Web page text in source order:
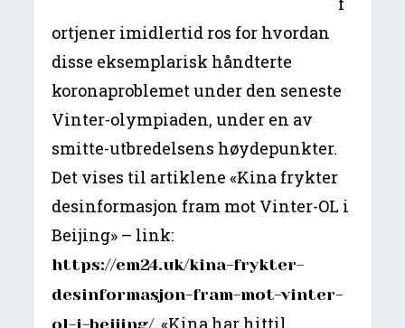
ortjener imidlertid ros for hvordan
disse eksemplarisk håndterte
koronaproblemet under den seneste
Vinter-olympiaden, under en av
smitte-utbredelsens høydepunkter.
Det vises til artiklene «Kina frykter
desinformasjon fram mot Vinter-OL i
Beijing» – link:
https://em24.uk/kina-frykter-
desinformasjon-fram-mot-vinter-
ol-i-beijing/, «Kina har hittil